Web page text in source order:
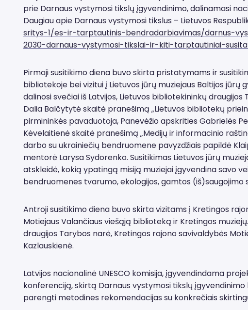
prie Darnaus vystymosi tikslų įgyvendinimo, dalinamasi
Daugiau apie Darnaus vystymosi tikslus – Lietuvos
sritys-1/es-ir-tarptautinis-bendradarbiavimas/darnus-
2030-darnaus-vystymosi-tikslai-ir-kiti-tarptautiniai-
Pirmoji susitikimo diena buvo skirta pristatymams ir
bibliotekoje bei vizitui į Lietuvos jūrų muziejaus Baltijos
dalinosi svečiai iš Latvijos, Lietuvos bibliotekininkų
Dalia Balčytytė skaitė pranešimą „Lietuvos bibliotekų
pirmininkės pavaduotoja, Panevėžio apskrities Gabrielės
Kėvelaitienė skaitė pranešimą „Medijų ir informacinio
darbo su ukrainiečių bendruomene pavyzdžiais papildė
mentorė Larysa Sydorenko. Susitikimas Lietuvos jūrų
atskleidė, kokią ypatingą misiją muziejai įgyvendina savo
bendruomenes tvarumo, ekologijos, gamtos (iš)saugojimo
Antroji susitikimo diena buvo skirta vizitams į Kretingos
Motiejaus Valančiaus viešąją biblioteką ir Kretingos
draugijos Tarybos narė, Kretingos rajono savivaldybės
Kazlauskienė.
Latvijos nacionalinė UNESCO komisija, įgyvendindama
konferenciją, skirtą Darnaus vystymosi tikslų
parengti metodines rekomendacijas su konkrečiais